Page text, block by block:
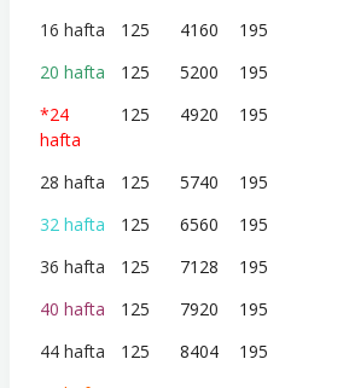
16 hafta
125 4160 195
20 hafta
125 5200 195
*24
hafta
125 4920 195
28 hafta 125 5740 195
32 hafta
125 6560 195
36 hafta
125 7128 195
40 hafta
125 7920 195
44 hafta
125 8404 195